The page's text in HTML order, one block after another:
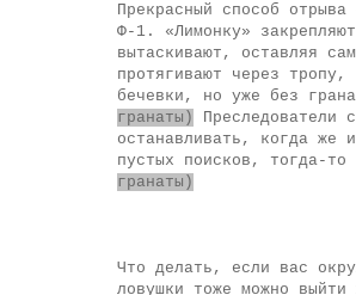
Прекрасный способ
Ф-1. «Лимонку»
вытаскивают, оставляя
протягивают через
бечевки, но уже без
гранаты)
Преследователи
останавливать, когда же
пустых поисков, тогда-
гранаты)
Что делать, если вас
ловушки тоже можно